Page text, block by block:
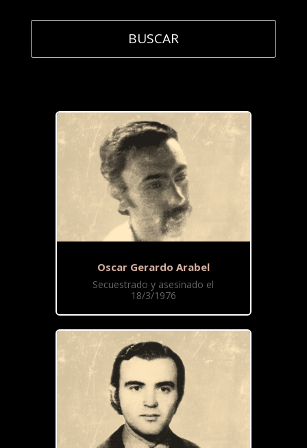
Oscar Gerardo Arabel
Secuestrado y asesinado el
18/3/1976